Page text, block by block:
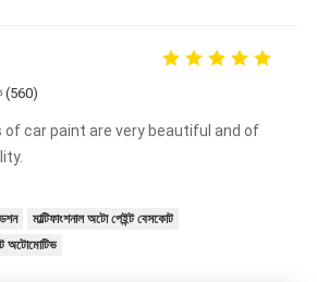
(560)
of car paint are very beautiful and of
মাল্টিফাংশনাল অটো পেইন্ট বেসকোট
অটোমোটিভ